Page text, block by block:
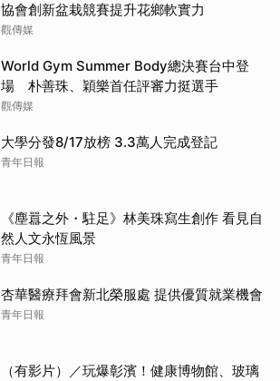
協會創新盆栽競賽提升花鄉軟實力
觀傳媒
World Gym Summer Body總決賽台中登
場 朴善珠、穎樂首任評審力挺選手
觀傳媒
大學分發8/17放榜 3.3萬人完成登記
青年日報
《塵囂之外・駐足》林美珠寫生創作 看見自
然人文永恆風景
青年日報
杏華醫療拜會新北榮服處 提供優質就業機會
青年日報
（有影片）／玩爆彰濱！健康博物館、玻璃